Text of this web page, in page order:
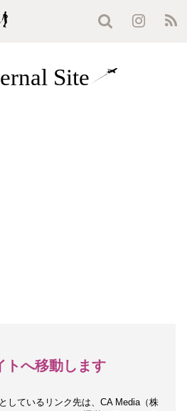
Site
トへ移動します
しているリンク先は、 CA Media（株